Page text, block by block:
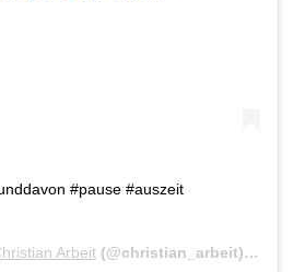
#pause #auszeit
Arbeit(@christian_arbeit) on